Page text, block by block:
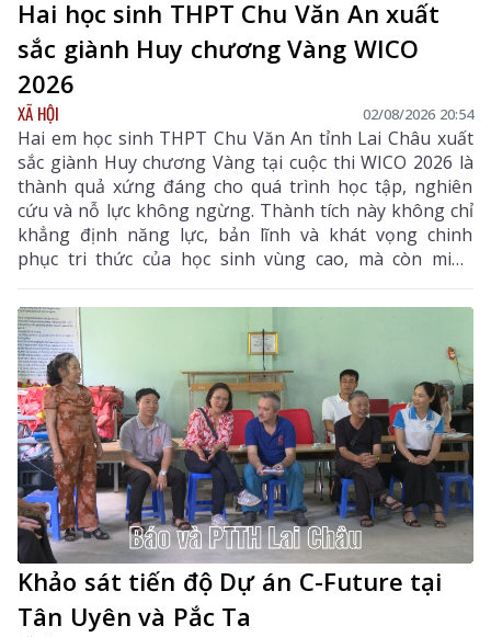
Hai học sinh THPT Chu Văn An xuất
sắc giành Huy chương Vàng WICO
2026
XÃ HỘI 02/08/2026 20:54
Hai em học sinh THPT Chu Văn An tỉnh Lai Châu xuất
sắc giành Huy chương Vàng tại cuộc thi WICO 2026 là
thành quả xứng đáng cho quá trình học tập, nghiên
cứu và nỗ lực không ngừng. Thành tích này không chỉ
khẳng định năng lực, bản lĩnh và khát vọng chinh
phục tri thức của học sinh vùng cao, mà còn minh
chứng rằng với ý chí và sự quyết tâm, các em hoàn
toàn có thể vượt qua mọi ranh giới trong nước để
vươn ra đấu trường quốc tế. Đây là niềm tự hào của
ngành giáo dục Lai Châu, đồng thời là nguồn cảm
hứng, động lực để thế hệ học sinh tiếp tục nuôi dưỡng
ước mơ, không ngừng sáng tạo và hội nhập với thế
giới.
Khảo sát tiến độ Dự án C-Future tại
Tân Uyên và Pắc Ta